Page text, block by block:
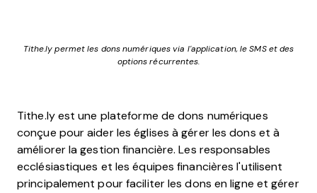
Tithe.ly permet les dons numériques via l'application, le SMS et des
options récurrentes.
Tithe.ly est une plateforme de dons numériques
conçue pour aider les églises à gérer les dons et à
améliorer la gestion financière. Les responsables
ecclésiastiques et les équipes financières l'utilisent
principalement pour faciliter les dons en ligne et gérer